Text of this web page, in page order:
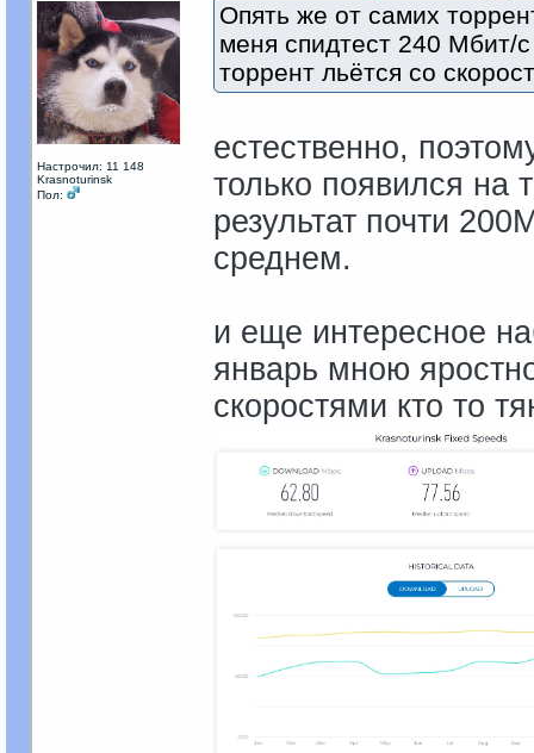
Настрочил: 11 148
Krasnoturinsk
Пол:
Опять же от самих
меня спидтест 240 Мбит/
торрент льётся со
естественно,
только появился на
результат почти
среднем.
и еще интересное
январь мною
скоростями кто то